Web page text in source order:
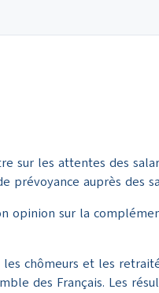
sur les attentes des
prévoyance auprès des
sur la
chômeurs et les
des Français. Les